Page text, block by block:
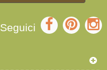
Seguici